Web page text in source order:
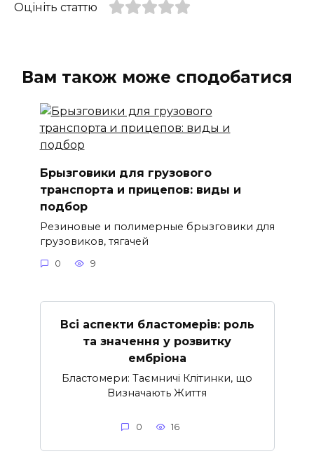
Оцініть статтю
Вам також може сподобатися
Брызговики для грузового
транспорта и прицепов: виды и
подбор
Резиновые и полимерные брызговики для
грузовиков, тягачей
0 9
Всі аспекти бластомерів: роль
та значення у розвитку
ембріона
Бластомери: Таємничі Клітинки, що
Визначають Життя
0 16